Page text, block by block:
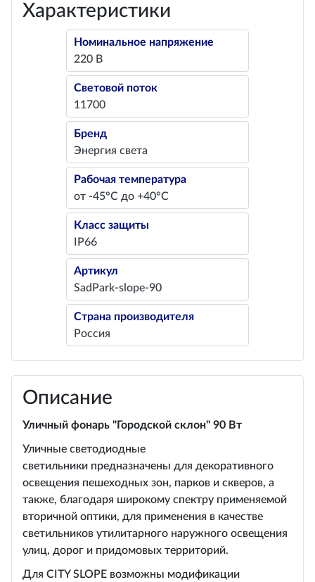
Характеристики
Номинальное напряжение
220 В
Световой поток
11700
Бренд
Энергия света
Рабочая температура
от -45°С до +40°С
Класс защиты
IP66
Артикул
SadPark-slope-90
Страна производителя
Россия
Описание
Уличный фонарь "Городской склон" 90 Вт
Уличные светодиодные
светильники предназначены для декоративного
освещения пешеходных зон, парков и скверов, а
также, благодаря широкому спектру применяемой
вторичной оптики, для применения в качестве
светильников утилитарного наружного освещения
улиц, дорог и придомовых территорий.
Для CITY SLOPE возможны модификации